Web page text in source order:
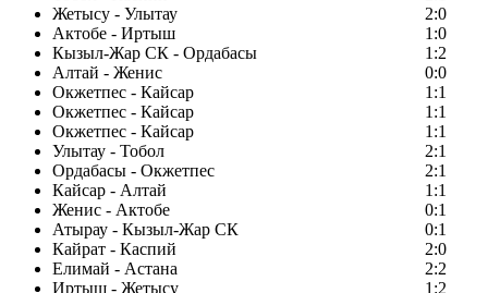
Жетысу - Улытау
2:0
Актобе - Иртыш
1:0
Кызыл-Жар СК - Ордабасы
1:2
Алтай - Женис
0:0
Окжетпес - Кайсар
1:1
Окжетпес - Кайсар
1:1
Окжетпес - Кайсар
1:1
Улытау - Тобол
2:1
Ордабасы - Окжетпес
2:1
Кайсар - Алтай
1:1
Женис - Актобе
0:1
Атырау - Кызыл-Жар СК
0:1
Кайрат - Каспий
2:0
Елимай - Астана
2:2
Иртыш - Жетысу
1:2